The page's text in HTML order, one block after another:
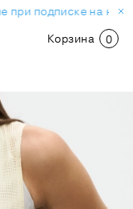
при подписке на
Корзина 0